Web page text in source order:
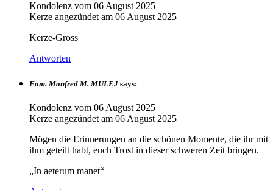
Kondolenz vom 06 August 2025
Kerze angezündet am 06 August 2025
Kerze-Gross
Antworten
Fam. Manfred M. MULEJ says:
Kondolenz vom 06 August 2025
Kerze angezündet am 06 August 2025
Mögen die Erinnerungen an die schönen Momente, die ihr mit
ihm geteilt habt, euch Trost in dieser schweren Zeit bringen.
„In aeterum manet“